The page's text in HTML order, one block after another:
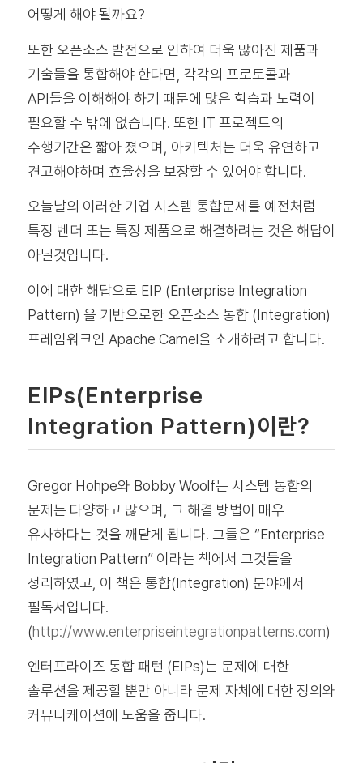
어떻게 해야 될까요?
또한 오픈소스 발전으로 인하여 더욱 많아진 제품과
기술들을 통합해야 한다면, 각각의 프로토콜과
API들을 이해해야 하기 때문에 많은 학습과 노력이
필요할 수 밖에 없습니다. 또한 IT 프로젝트의
수행기간은 짧아 졌으며, 아키텍처는 더욱 유연하고
견고해야하며 효율성을 보장할 수 있어야 합니다.
오늘날의 이러한 기업 시스템 통합문제를 예전처럼
특정 벤더 또는 특정 제품으로 해결하려는 것은 해답이
아닐것입니다.
이에 대한 해답으로 EIP (Enterprise Integration
Pattern) 을 기반으로한 오픈소스 통합 (Integration)
프레임워크인 Apache Camel을 소개하려고 합니다.
EIPs(Enterprise
Integration Pattern)이란?
Gregor Hohpe와 Bobby Woolf는 시스템 통합의
문제는 다양하고 많으며, 그 해결 방법이 매우
유사하다는 것을 깨닫게 됩니다. 그들은 “Enterprise
Integration Pattern” 이라는 책에서 그것들을
정리하였고, 이 책은 통합(Integration) 분야에서
필독서입니다.
(http://www.enterpriseintegrationpatterns.com)
엔터프라이즈 통합 패턴 (EIPs)는 문제에 대한
솔루션을 제공할 뿐만 아니라 문제 자체에 대한 정의와
커뮤니케이션에 도움을 줍니다.